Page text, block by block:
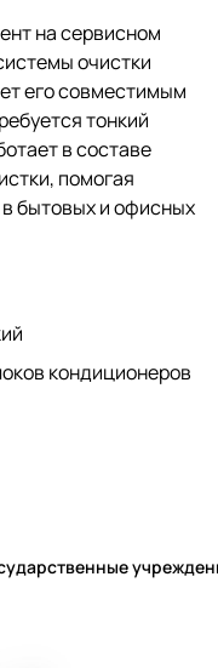
на сервисном
очистки
его совместимым
тонкий
в составе
помогая
бытовых и офисных
кондиционеров